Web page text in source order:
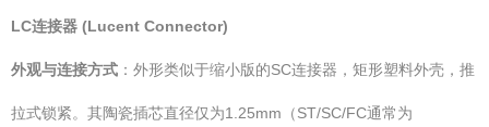
LC连接器 (Lucent Connector)
外观与连接方式 ：外形类似于缩小版的SC连接器，矩形塑料外壳，推
拉式锁紧。其陶瓷插芯直径仅为1.25mm（ST/SC/FC通常为